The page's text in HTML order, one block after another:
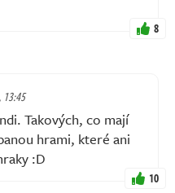
8
13:45
Takových, co mají
hrami, které ani
:D
10